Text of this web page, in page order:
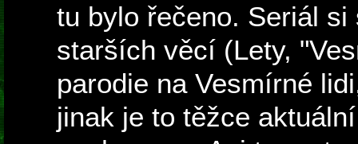
tu bylo řečeno. Seriál
starších věcí (Lety,
parodie na Vesmírné
jinak je to těžce